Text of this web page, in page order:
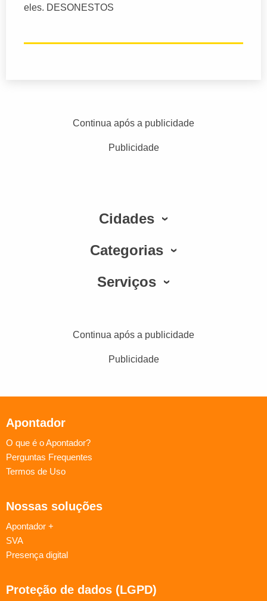
eles. DESONESTOS
Continua após a publicidade
Publicidade
Cidades
Categorias
Serviços
Continua após a publicidade
Publicidade
Apontador
O que é o Apontador?
Perguntas Frequentes
Termos de Uso
Nossas soluções
Apontador +
SVA
Presença digital
Proteção de dados (LGPD)